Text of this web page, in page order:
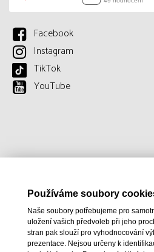
Facebook
Instagram
TikTok
YouTube
Používáme soubory
Naše soubory potřebujeme pro
uložení vašich předvoleb při jeho
stran pak slouží pro vyhodnocování
prezentace. Nejsou určeny k